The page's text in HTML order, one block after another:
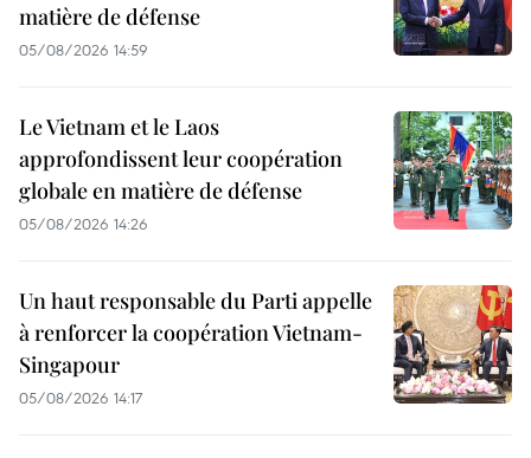
matière de défense
05/08/2026 14:59
Le Vietnam et le Laos
approfondissent leur coopération
globale en matière de défense
05/08/2026 14:26
Un haut responsable du Parti appelle
à renforcer la coopération Vietnam-
Singapour
05/08/2026 14:17